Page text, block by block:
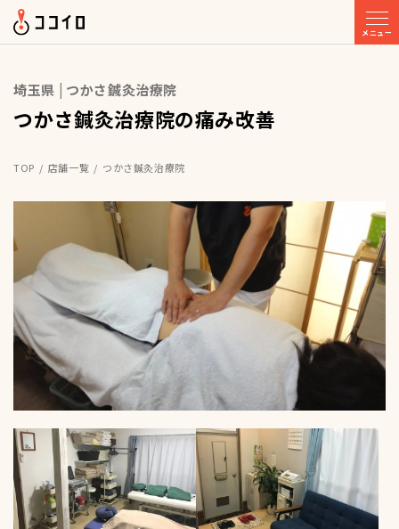
メニュー
埼玉県 | つかさ鍼灸治療院
つかさ鍼灸治療院の痛み改善
TOP 店舗一覧 つかさ鍼灸治療院